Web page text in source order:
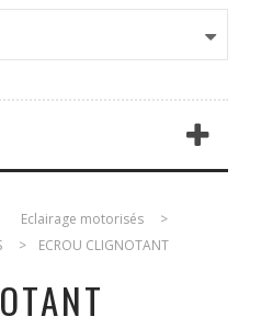
Eclairage motorisés
>
> ECROU CLIGNOTANT